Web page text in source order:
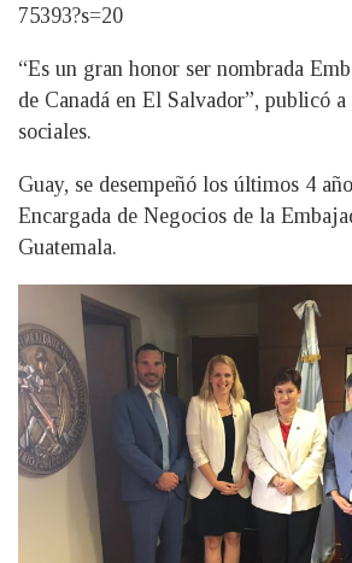
75393?s=20
“Es un gran honor ser nombrada
de Canadá en El Salvador”, publicó a
sociales.
Guay, se desempeñó los últimos 4
Encargada de Negocios de la
Guatemala.